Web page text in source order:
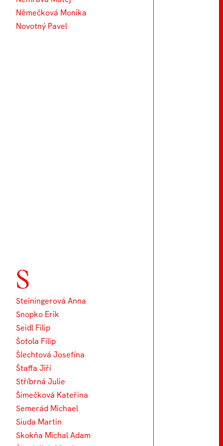
Němečková Monika
Novotný Pavel
S
Steiningerová Anna
Snopko Erik
Seidl Filip
Šotola Filip
Šlechtová Josefína
Štaffa Jiří
Stříbrná Julie
Šimečková Kateřina
Semerád Michael
Siuda Martin
Skokňa Michal Adam